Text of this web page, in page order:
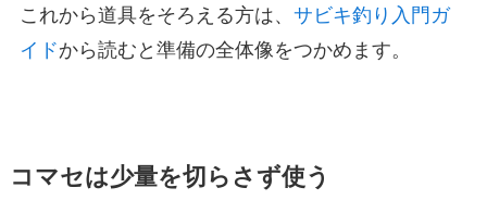
これから道具をそろえる方は、 サビキ釣り入門ガ
イドから読むと準備の全体像をつかめます。
コマセは少量を切らさず使う